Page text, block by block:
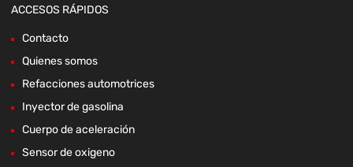
ACCESOS RÁPIDOS
Contacto
Quienes somos
Refacciones automotrices
Inyector de gasolina
Cuerpo de aceleración
Sensor de oxigeno